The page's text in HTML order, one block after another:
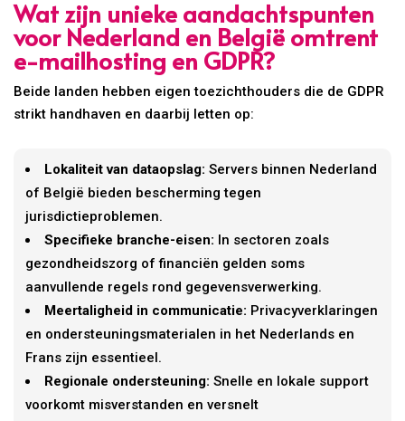
Wat zijn unieke aandachtspunten
voor Nederland en België omtrent
e-mailhosting en GDPR?
Beide landen hebben eigen toezichthouders die de GDPR
strikt handhaven en daarbij letten op:
Lokaliteit van dataopslag: Servers binnen Nederland
of België bieden bescherming tegen
jurisdictieproblemen.
Specifieke branche-eisen: In sectoren zoals
gezondheidszorg of financiën gelden soms
aanvullende regels rond gegevensverwerking.
Meertaligheid in communicatie: Privacyverklaringen
en ondersteuningsmaterialen in het Nederlands en
Frans zijn essentieel.
Regionale ondersteuning: Snelle en lokale support
voorkomt misverstanden en versnelt